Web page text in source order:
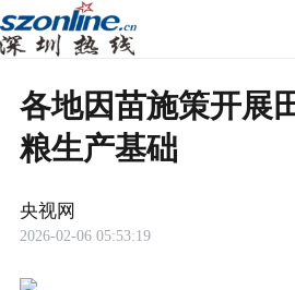
各地因苗施策开展
粮生产基础
央视网
2026-02-06 05:53:19